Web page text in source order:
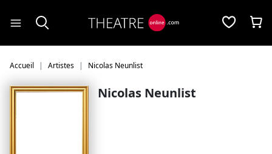
Accueil Artistes Nicolas Neunlist
Nicolas Neunlist